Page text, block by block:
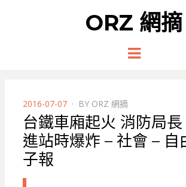
ORZ 網摘
Menu
POSTED
ON
2016-07-07 BY ORZ 網摘
台鐵車廂起火 消防局
進站時爆炸 – 社會 – 自
子報